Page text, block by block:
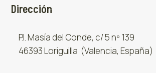
Dirección
P.I. Masía del Conde, c/ 5 nº 139
46393 Loriguilla (Valencia, España)